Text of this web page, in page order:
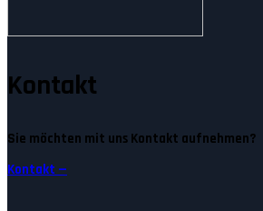
Kontakt
Sie möchten mit uns Kontakt aufnehmen?
Kontakt —